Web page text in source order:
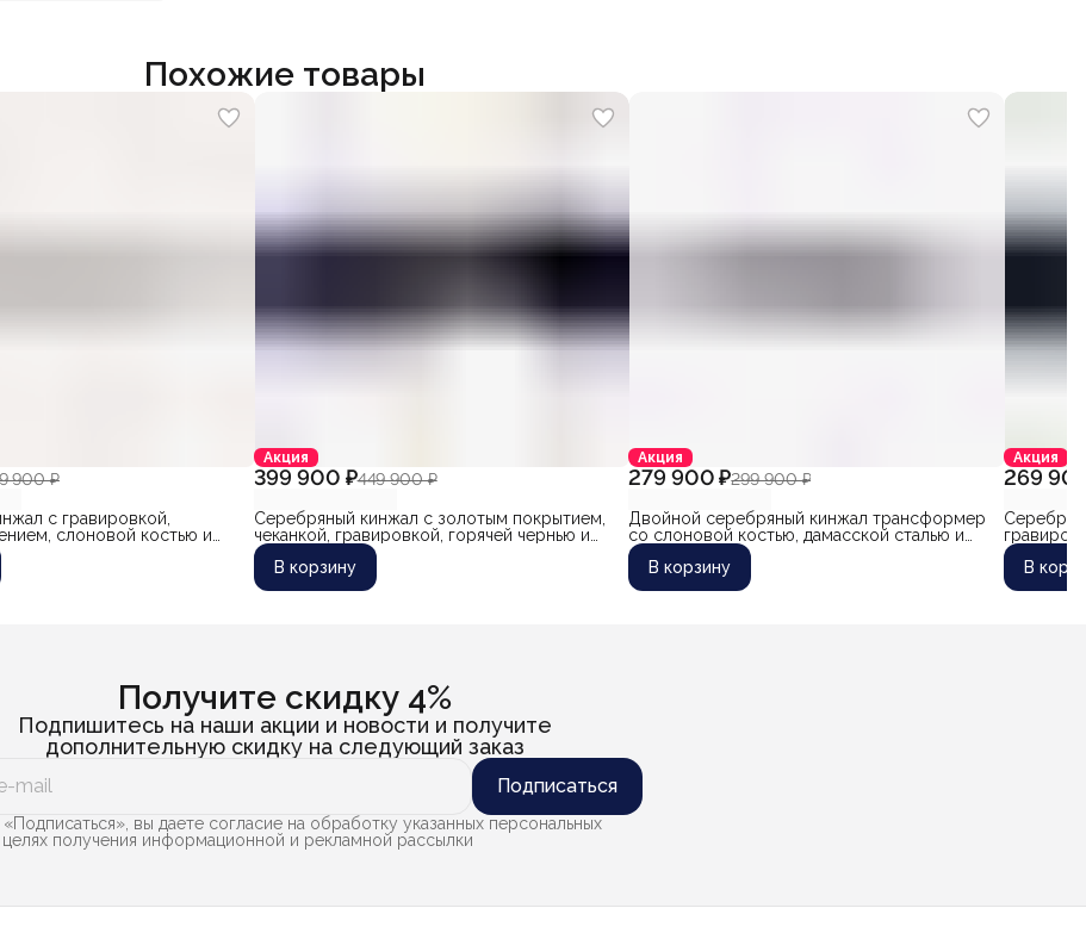
Похожие товары
900 ₽
с гравировкой,
слоновой костью и
сталью "Горец-4"
известного кубачинского
Акция
399 900 ₽449 900 ₽
Серебряный кинжал с золотым покрытием,
чеканкой, гравировкой, горячей чернью и
дамасской сталью "Халиф-2"
В корзину
Акция
279 900 ₽299 900 ₽
Двойной серебряный кинжал трансформер
со слоновой костью, дамасской сталью и
маленьким кинжалом "Бастион"
В корзину
Акция
269
слоновой
В
Получите скидку 4%
Подпишитесь на наши акции и новости и получите
дополнительную скидку на следующий заказ
Подписаться
вы даете согласие на обработку указанных персональных
целях получения информационной и рекламной рассылки